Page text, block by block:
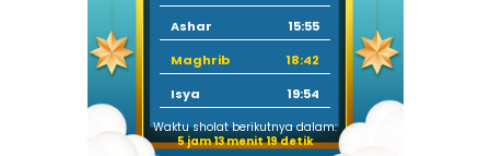
Ashar
15:55
Maghrib
18:42
Isya
19:54
Waktu sholat berikutnya dalam:
5 jam 13 menit 19 detik